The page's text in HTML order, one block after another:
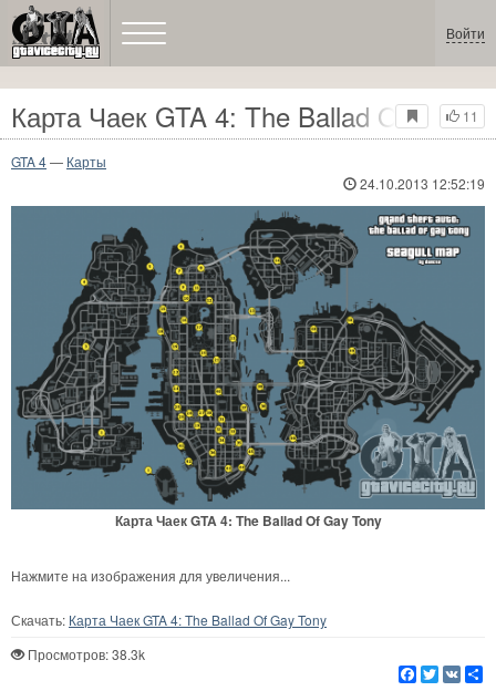
Войти
11
Карта Чаек GTA 4: The Ballad Of Gay
GTA 4— Карты
24.10.2013 12:52:19
Карта Чаек GTA 4: The Ballad Of Gay Tony
Нажмите на изображения для увеличения...
Скачать: Карта Чаек GTA 4: The Ballad Of Gay Tony
Просмотров: 38.3k
Facebook
Twitter
VK